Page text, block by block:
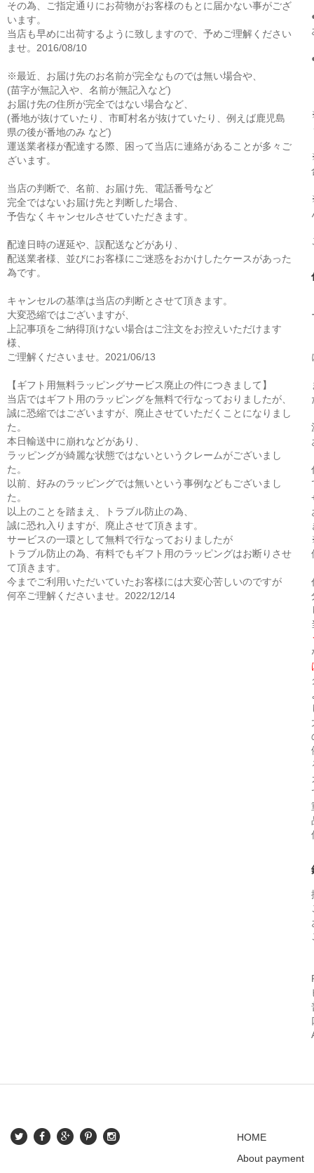
その為、ご指定通りにお荷物がお客様のもとに届かない事がござ
います。
当店も早めに出荷するように致しますので、予めご理解ください
ませ。2016/08/10
※最近、お届け先のお名前が完全なものでは無い場合や、
(苗字が無記入や、名前が無記入など)
お届け先の住所が完全ではない場合など、
(番地が抜けていたり、市町村名が抜けていたり、例えば鹿児島
県の後が番地のみ など)
運送業者様が配達する際、困って当店に連絡があることが多々ご
ざいます。
当店の判断で、名前、お届け先、電話番号など
完全ではないお届け先と判断した場合、
予告なくキャンセルさせていただきます。
配達日時の遅延や、誤配送などがあり、
配送業者様、並びにお客様にご迷惑をおかけしたケースがあった
為です。
キャンセルの基準は当店の判断とさせて頂きます。
大変恐縮ではございますが、
上記事項をご納得頂けない場合はご注文をお控えいただけます
様、
ご理解くださいませ。2021/06/13
【ギフト用無料ラッピングサービス廃止の件につきまして】
当店ではギフト用のラッピングを無料で行なっておりましたが、
誠に恐縮ではございますが、廃止させていただくことになりまし
た。
本日輸送中に崩れなどがあり、
ラッピングが綺麗な状態ではないというクレームがございまし
た。
以前、好みのラッピングでは無いという事例などもございまし
た。
以上のことを踏まえ、トラブル防止の為、
誠に恐れ入りますが、廃止させて頂きます。
サービスの一環として無料で行なっておりましたが
トラブル防止の為、有料でもギフト用のラッピングはお断りさせ
て頂きます。
今までご利用いただいていたお客様には大変心苦しいのですが
何卒ご理解くださいませ。2022/12/14
HOME
About payment